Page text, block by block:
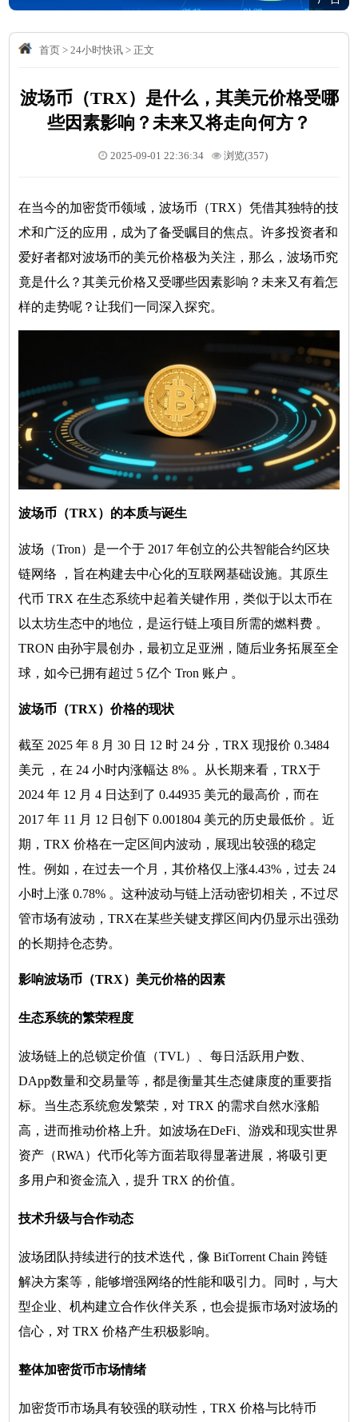
首页> 24小时快讯> 正文
波场币（TRX）是什么，其美元价格受哪
些因素影响？未来又将走向何方？
2025-09-01 22:36:34 浏览(357)
在当今的加密货币领域，波场币（TRX）凭借其独特的技
术和广泛的应用，成为了备受瞩目的焦点。许多投资者和
爱好者都对波场币的美元价格极为关注，那么，波场币究
竟是什么？其美元价格又受哪些因素影响？未来又有着怎
样的走势呢？让我们一同深入探究。
波场币（TRX）的本质与诞生
波场（Tron）是一个于 2017 年创立的公共智能合约区块
链网络 ，旨在构建去中心化的互联网基础设施。其原生
代币 TRX 在生态系统中起着关键作用，类似于以太币在
以太坊生态中的地位，是运行链上项目所需的燃料费 。
TRON 由孙宇晨创办，最初立足亚洲，随后业务拓展至全
球，如今已拥有超过 5 亿个 Tron 账户 。
波场币（TRX）价格的现状
截至 2025 年 8 月 30 日 12 时 24 分，TRX 现报价 0.3484
美元 ，在 24 小时内涨幅达 8% 。从长期来看，TRX于
2024 年 12 月 4 日达到了 0.44935 美元的最高价，而在
2017 年 11 月 12 日创下 0.001804 美元的历史最低价 。近
期，TRX 价格在一定区间内波动，展现出较强的稳定
性。例如，在过去一个月，其价格仅上涨4.43%，过去 24
小时上涨 0.78% 。这种波动与链上活动密切相关，不过尽
管市场有波动，TRX在某些关键支撑区间内仍显示出强劲
的长期持仓态势。
影响波场币（TRX）美元价格的因素
生态系统的繁荣程度
波场链上的总锁定价值（TVL）、每日活跃用户数、
DApp数量和交易量等，都是衡量其生态健康度的重要指
标。当生态系统愈发繁荣，对 TRX 的需求自然水涨船
高，进而推动价格上升。如波场在DeFi、游戏和现实世界
资产（RWA）代币化等方面若取得显著进展，将吸引更
多用户和资金流入，提升 TRX 的价值。
技术升级与合作动态
波场团队持续进行的技术迭代，像 BitTorrent Chain 跨链
解决方案等，能够增强网络的性能和吸引力。同时，与大
型企业、机构建立合作伙伴关系，也会提振市场对波场的
信心，对 TRX 价格产生积极影响。
整体加密货币市场情绪
加密货币市场具有较强的联动性，TRX 价格与比特币